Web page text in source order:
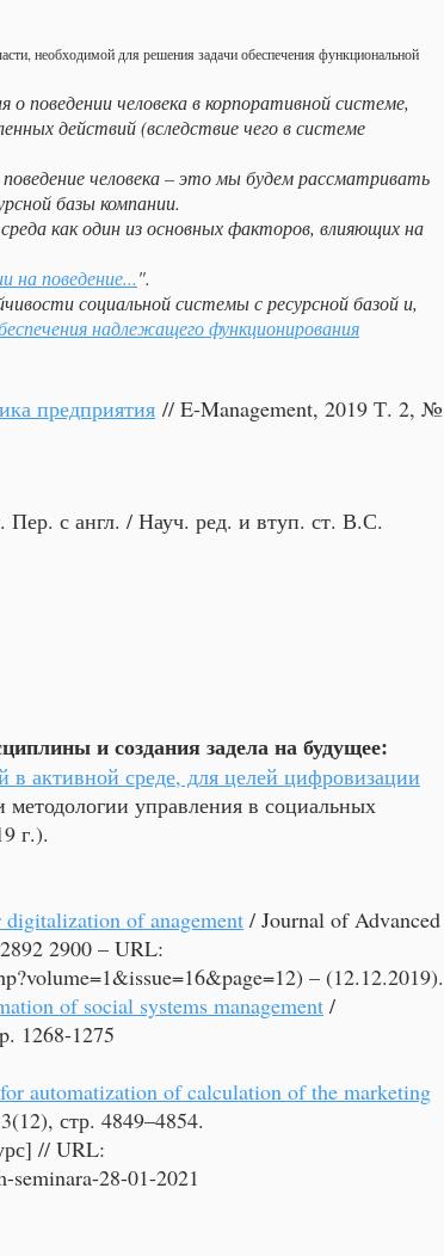
необходимой для решения задачи обеспечения функциональной
поведении человека в корпоративной системе,
действий (вследствие чего в системе
человека – это мы будем рассматривать
базы компании.
как один из основных факторов, влияющих на
на поведение...".
социальной системы с ресурсной базой и,
надлежащего функционирования
предприятия // E-Management, 2019 Т. 2, №
с англ. / Науч. ред. и втуп. ст. В.С.
и создания задела на будущее:
активной среде, для целей цифровизации
управления в социальных
г.).
of anagement / Journal of Advanced
2900 – URL:
– (12.12.2019).​
of social systems management /
1268-1275
automatization of calculation of the marketing
стр. 4849–4854.
// URL:
seminara-28-01-2021